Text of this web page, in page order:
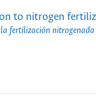
to nitrogen
fertilización nitrogenada